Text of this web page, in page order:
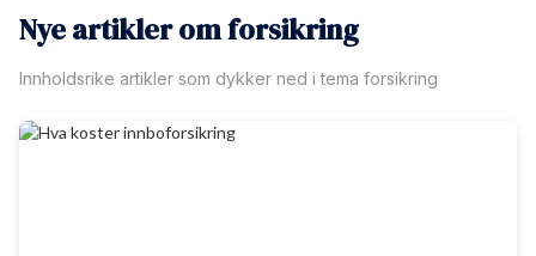
Nye artikler om forsikring
Innholdsrike artikler som dykker ned i tema forsikring